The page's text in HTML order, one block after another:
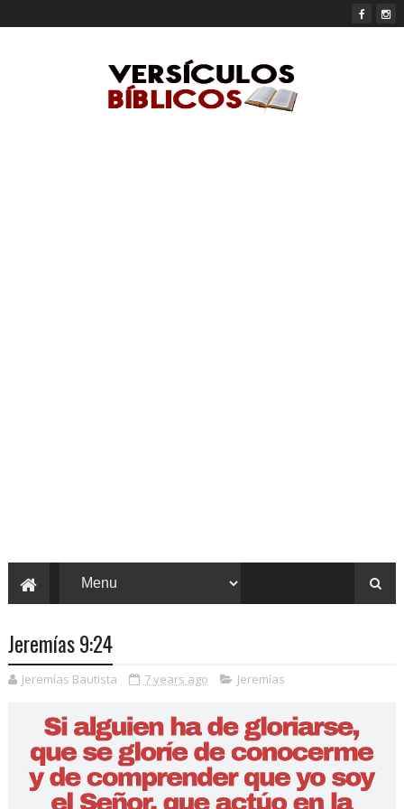
Jeremías 9:24
Jeremías Bautista 7 years ago Jeremías